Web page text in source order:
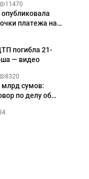
11470
платежа на
погибла 21-
— видео
8320
млрд сумов:
по делу об